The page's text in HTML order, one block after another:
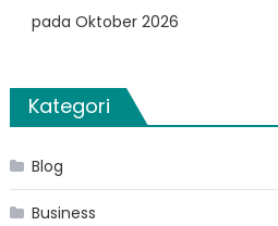
pada Oktober 2026
Kategori
Blog
Business